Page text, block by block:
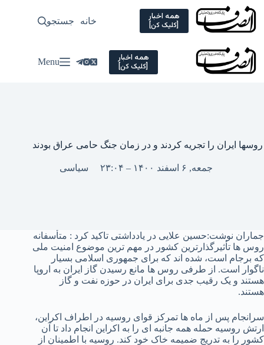
Skip
content
همه اخبار
[کلیک کن] خانه سیاسی
جستجو
همه اخبار
[کلیک کن] Menu
روسها ایران را تجریه کردند و در زمان جنگ حامی عراق بودند
جمعه, ۶ اسفند ۱۴۰۰ – ۲۳:۰۴ سیاسی
جماران نوشت:حسین علایی در یادداشتی تاکید کرد : متأسفانه
روس ها تأثیرگذارترین کشور در مهم ترین موضوع امنیت ملی
که برجام است، شده اند که برای جمهوری اسلامی بسیار
ناگوار است. از طرفی روس ها مانع رسیدن گاز ایران به اروپا
هستند و یک رقیب جدی برای ایران در حوزه نفت و گاز
هستند.
سرانجام پس از ماه ها تمرکز قوای روسیه در اطراف اکراین،
ارتش روسیه حمله همه جانبه ای را به اکراین انجام داد تا آن
کشور را به تدریج ضمیمه خاک خود کند. روسیه با اطمینان از